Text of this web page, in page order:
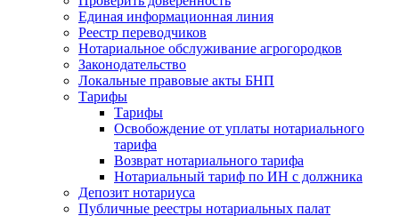
Единая информационная линия
Реестр переводчиков
Нотариальное обслуживание агрогородков
Законодательство
Локальные правовые акты БНП
Тарифы
Тарифы
Освобождение от уплаты нотариального
тарифа
Возврат нотариального тарифа
Нотариальный тариф по ИН с должника
Депозит нотариуса
Публичные реестры нотариальных палат